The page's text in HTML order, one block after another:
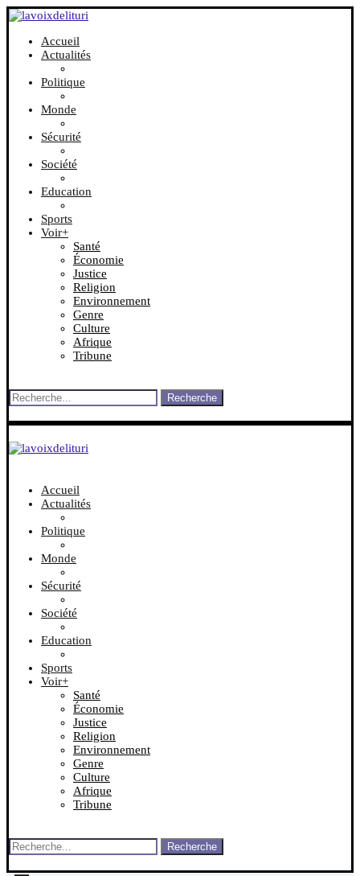
Accueil
Actualités
Politique
Monde
Sécurité
Société
Education
Sports
Voir+
Santé
Économie
Justice
Religion
Environnement
Genre
Culture
Afrique
Tribune
Recherche
Accueil
Actualités
Politique
Monde
Sécurité
Société
Education
Sports
Voir+
Santé
Économie
Justice
Religion
Environnement
Genre
Culture
Afrique
Tribune
Recherche